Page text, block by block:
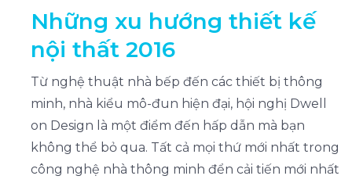
Những xu hướng thiết kế
nội thất 2016
Từ nghệ thuật nhà bếp đến các thiết bị thông
minh, nhà kiểu mô-đun hiện đại, hội nghị Dwell
on Design là một điểm đến hấp dẫn mà bạn
không thể bỏ qua. Tất cả mọi thứ mới nhất trong
công nghệ nhà thông minh đển cải tiến mới nhất